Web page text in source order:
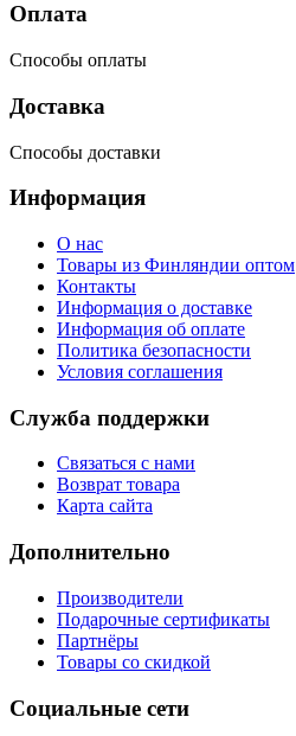
Оплата
Способы оплаты
Доставка
Способы доставки
Информация
О нас
Товары из Финляндии оптом
Контакты
Информация о доставке
Информация об оплате
Политика безопасности
Условия соглашения
Служба поддержки
Связаться с нами
Возврат товара
Карта сайта
Дополнительно
Производители
Подарочные сертификаты
Партнёры
Товары со скидкой
Социальные сети